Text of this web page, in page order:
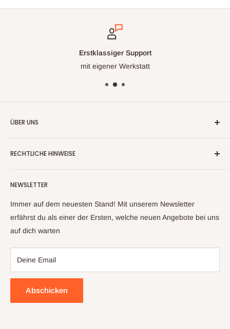
Erstklassiger Support
mit eigener Werkstatt
ÜBER UNS
Lieferantennetzwerk, können wir ihnen ein großes Sortiment
an Artikeln anbieten. Sollte sich trotz sorgfältiger Prüfung mal
ein Artikel zu ihnen auf den Weg gemacht haben, welcher
nicht ihren Erwartungen entspricht, kontaktieren sie uns bitte
RECHTLICHE HINWEISE
Impressum
Datenschutzerklärung
Widerrufsbelehrung & Widerrufsformula
Allgemeine Geschäftsbedingungen
NEWSLETTER
Immer auf dem neuesten Stand! Mit unserem Newsletter
erfährst du als einer der Ersten, welche neuen Angebote bei uns
auf dich warten
Deine Email
Abschicken